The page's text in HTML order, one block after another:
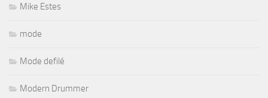
Mike Estes
mode
Mode defilé
Modern Drummer